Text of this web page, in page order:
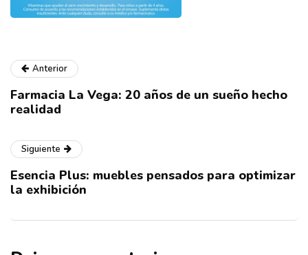
Anterior
Farmacia La Vega: 20 años de un sueño hecho
realidad
Siguiente
Esencia Plus: muebles pensados para optimizar
la exhibición